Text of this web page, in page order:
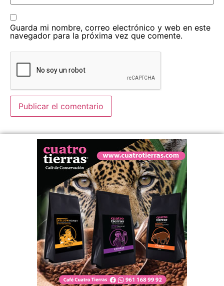
Guarda mi nombre, correo electrónico y web en este
navegador para la próxima vez que comente.